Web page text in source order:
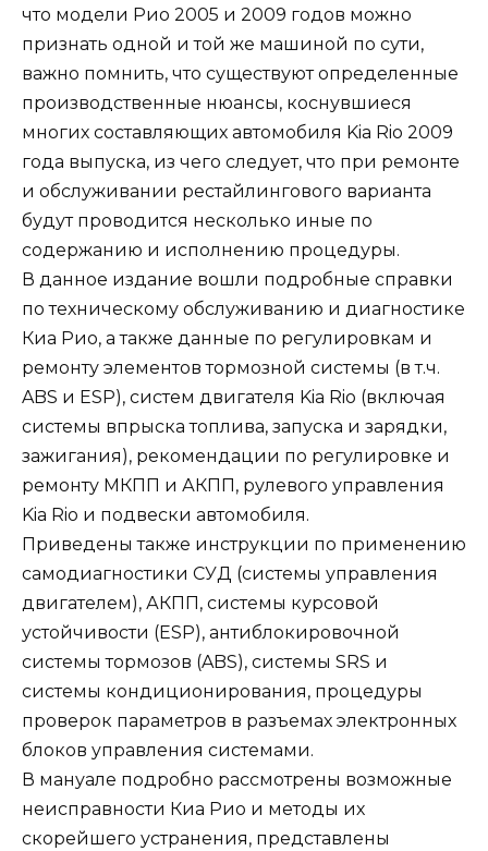
что модели Рио 2005 и 2009 годов можно
признать одной и той же машиной по сути,
важно помнить, что существуют определенные
производственные нюансы, коснувшиеся
многих составляющих автомобиля Kia Rio 2009
года выпуска, из чего следует, что при ремонте
и обслуживании рестайлингового варианта
будут проводится несколько иные по
содержанию и исполнению процедуры.
В данное издание вошли подробные справки
по техническому обслуживанию и диагностике
Киа Рио, а также данные по регулировкам и
ремонту элементов тормозной системы (в т.ч.
ABS и ESP), систем двигателя Kia Rio (включая
системы впрыска топлива, запуска и зарядки,
зажигания), рекомендации по регулировке и
ремонту МКПП и АКПП, рулевого управления
Kia Rio и подвески автомобиля.
Приведены также инструкции по применению
самодиагностики СУД (системы управления
двигателем), АКПП, системы курсовой
устойчивости (ESP), антиблокировочной
системы тормозов (ABS), системы SRS и
системы кондиционирования, процедуры
проверок параметров в разъемах электронных
блоков управления системами.
В мануале подробно рассмотрены возможные
неисправности Киа Рио и методы их
скорейшего устранения, представлены